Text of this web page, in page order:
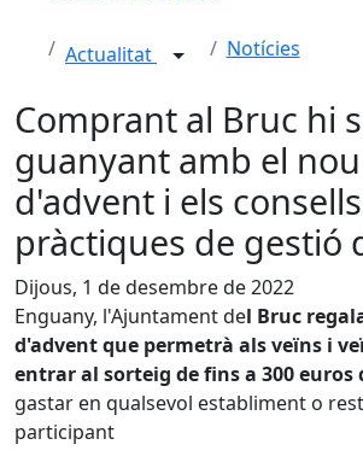
Actualitat Notícies
Comprant al Bruc hi
guanyant amb el
d'advent i els
pràctiques de gestió
Dijous, 1 de desembre de 2022
Enguany, l'Ajuntament del Bruc
d'advent que permetrà als veïns i
entrar al sorteig de fins a 300 euros
gastar en qualsevol establiment o
participant